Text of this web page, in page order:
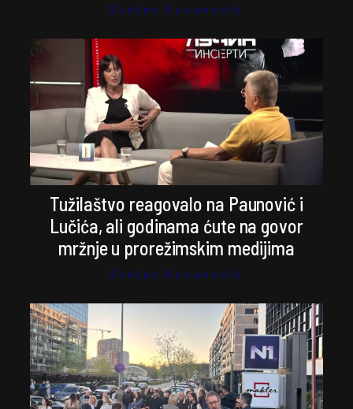
Stefan Kosanović
Tužilaštvo reagovalo na Paunović i
Lučića, ali godinama ćute na govor
mržnje u prorežimskim medijima
Stefan Kosanović